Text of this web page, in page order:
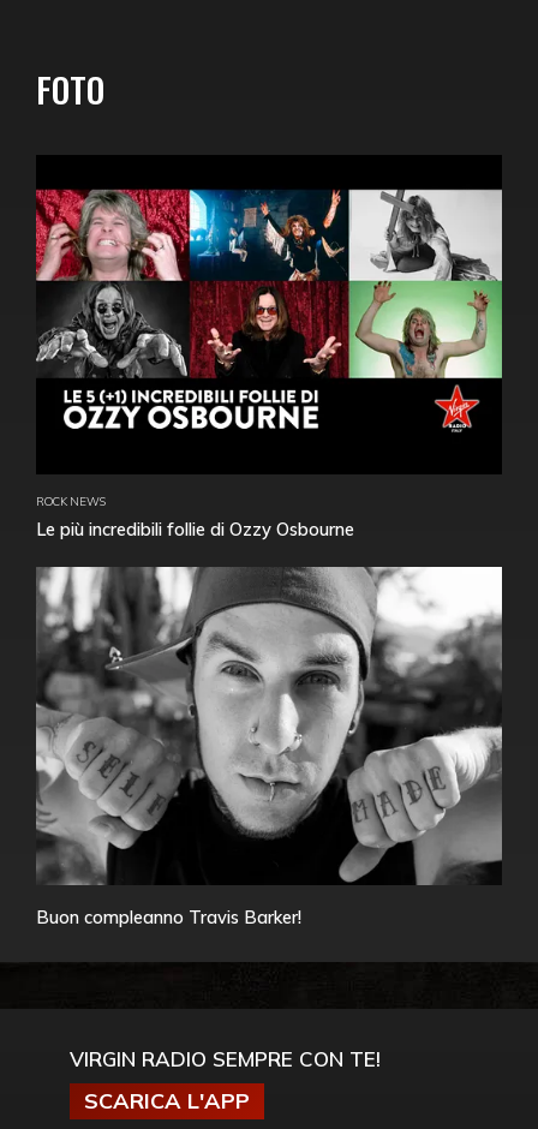
FOTO
ROCK NEWS
Le più incredibili follie di Ozzy Osbourne
Buon compleanno Travis Barker!
VIRGIN RADIO SEMPRE CON TE!
SCARICA L'APP